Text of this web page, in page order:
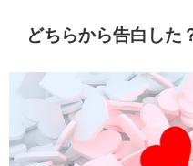
どちらから告白した